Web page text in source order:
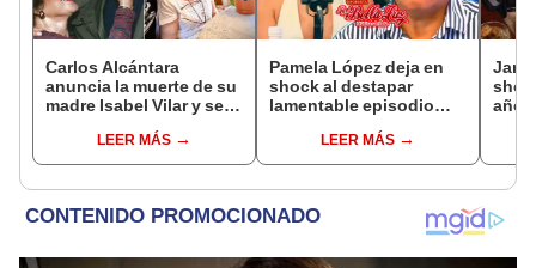
Carlos Alcántara
anuncia la muerte de su
madre Isabel Vilar y se
conmovedor mensaje:
“Siempre te recordaré”
LEER MÁS
Pamela López deja en
shock al destapar
lamentable episodio
de La Bella Luz: "Hasta
el día de hoy ..."
LEER MÁS
años